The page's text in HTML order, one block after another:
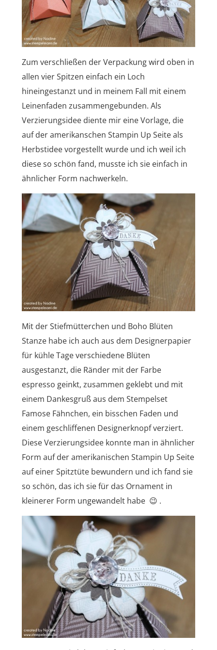
Zum verschließen der Verpackung wird oben in
allen vier Spitzen einfach ein Loch
hineingestanzt und in meinem Fall mit einem
Leinenfaden zusammengebunden. Als
Verzierungsidee diente mir eine Vorlage, die
auf der amerikanschen Stampin Up Seite als
Herbstidee vorgestellt wurde und ich weil ich
diese so schön fand, musste ich sie einfach in
ähnlicher Form nachwerkeln.
Mit der Stiefmütterchen und Boho Blüten
Stanze habe ich auch aus dem Designerpapier
für kühle Tage verschiedene Blüten
ausgestanzt, die Ränder mit der Farbe
espresso geinkt, zusammen geklebt und mit
einem Dankesgruß aus dem Stempelset
Famose Fähnchen, ein bisschen Faden und
einem geschliffenen Designerknopf verziert.
Diese Verzierungsidee konnte man in ähnlicher
Form auf der amerikanischen Stampin Up Seite
auf einer Spitztüte bewundern und ich fand sie
so schön, das ich sie für das Ornament in
kleinerer Form ungewandelt habe 😉 .